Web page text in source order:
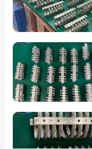
kawat
S
i
m
A
n
g
k